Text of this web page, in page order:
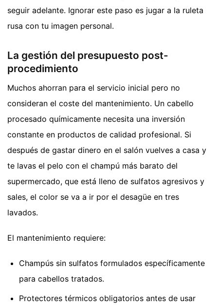
seguir adelante. Ignorar este paso es jugar a la ruleta
rusa con tu imagen personal.
La gestión del presupuesto post-
procedimiento
Muchos ahorran para el servicio inicial pero no
consideran el coste del mantenimiento. Un cabello
procesado químicamente necesita una inversión
constante en productos de calidad profesional. Si
después de gastar dinero en el salón vuelves a casa y
te lavas el pelo con el champú más barato del
supermercado, que está lleno de sulfatos agresivos y
sales, el color se va a ir por el desagüe en tres
lavados.
El mantenimiento requiere:
Champús sin sulfatos formulados específicamente
para cabellos tratados.
Protectores térmicos obligatorios antes de usar